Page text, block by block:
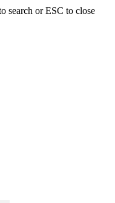
search or ESC to close